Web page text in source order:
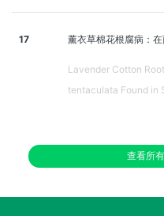
17 薰衣草棉花根腐病：
Lavender Cotton
tentaculata Found in
查看所有